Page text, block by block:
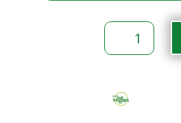
quantité
Chanvre
Bio